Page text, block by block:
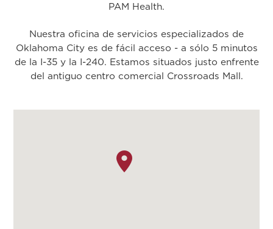
PAM Health.
Nuestra oficina de servicios especializados de
Oklahoma City es de fácil acceso - a sólo 5 minutos
de la I-35 y la I-240. Estamos situados justo enfrente
del antiguo centro comercial Crossroads Mall.